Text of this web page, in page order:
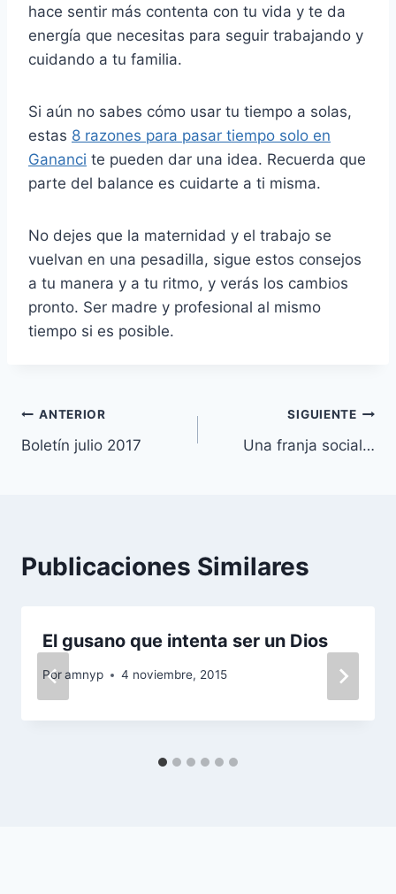
hace sentir más contenta con tu vida y te da
energía que necesitas para seguir trabajando y
cuidando a tu familia.
Si aún no sabes cómo usar tu tiempo a solas,
estas 8 razones para pasar tiempo solo en
Gananci te pueden dar una idea. Recuerda que
parte del balance es cuidarte a ti misma.
No dejes que la maternidad y el trabajo se
vuelvan en una pesadilla, sigue estos consejos
a tu manera y a tu ritmo, y verás los cambios
pronto. Ser madre y profesional al mismo
tiempo si es posible.
Navegación
de
ANTERIOR
Boletín julio 2017
SIGUIENTE
Una franja social…
Publicaciones Similares
El gusano que intenta ser un Dios
Poramnyp 4 noviembre, 2015